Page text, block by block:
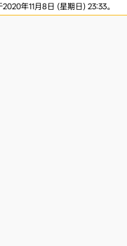
年11月8日 (星期日) 23:33。